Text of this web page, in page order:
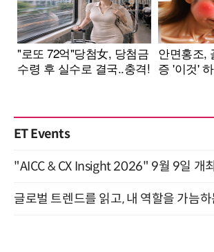
ET Events
"AICC & CX Insight 2026" 9월 9일 개최